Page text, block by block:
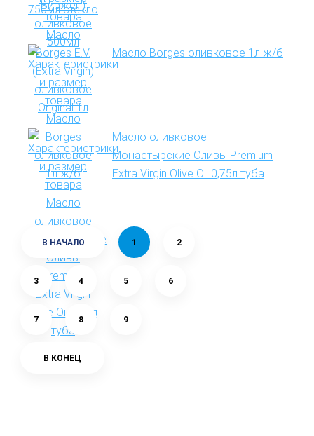
Масло Borges оливковое 1л ж/б
Масло оливковое
Монастырские Оливы Premium
Extra Virgin Olive Oil 0,75л туба
В НАЧАЛО 1 2
3 4 5 6
7 8 9
В КОНЕЦ